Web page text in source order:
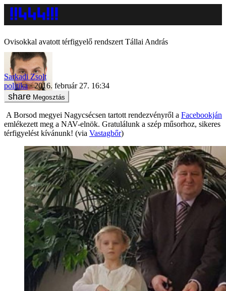
Ovisokkal avatott térfigyelő rendszert Tállai András
Sarkadi Zsolt
politika
2016. február 27. 16:34
Megosztás
A Borsod megyei Nagycsécsen tartott rendezvényről a Facebookján
emlékezett meg a NAV-elnök. Gratulálunk a szép műsorhoz, sikeres
térfigyelést kívánunk! (via Vastagbőr)